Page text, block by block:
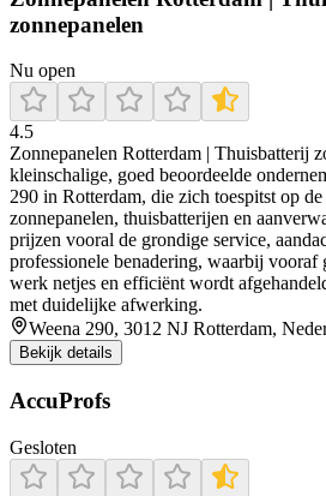
zonnepanelen
Nu open
4.5
Zonnepanelen Rotterdam | Thuisbatterij
kleinschalige, goed beoordeelde
290 in Rotterdam, die zich toespitst op
zonnepanelen, thuisbatterijen en
prijzen vooral de grondige service,
professionele benadering, waarbij vooraf
werk netjes en efficiënt wordt
met duidelijke afwerking.
Weena 290, 3012 NJ Rotterdam,
Bekijk details
AccuProfs
Gesloten